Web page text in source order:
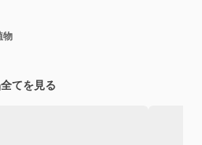
物
全てを見る